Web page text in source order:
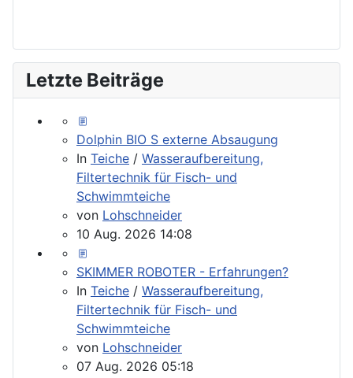
Letzte Beiträge
Dolphin BIO S externe Absaugung
In Teiche / Wasseraufbereitung,
Filtertechnik für Fisch- und
Schwimmteiche
von Lohschneider
10 Aug. 2026 14:08
SKIMMER ROBOTER - Erfahrungen?
In Teiche / Wasseraufbereitung,
Filtertechnik für Fisch- und
Schwimmteiche
von Lohschneider
07 Aug. 2026 05:18